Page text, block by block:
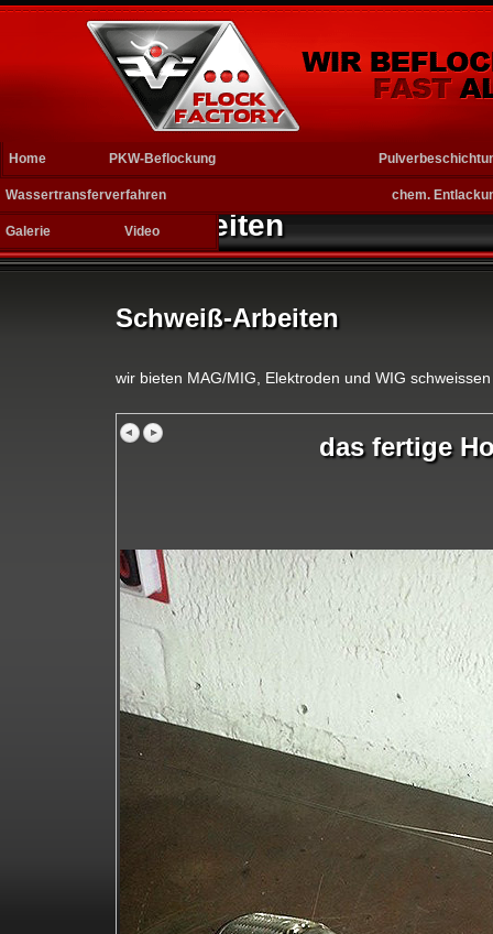
Home PKW-Beflockung
Wassertransferverfahren chem.
Galerie Video
Schweiß-Arbeiten
Schweiß-Arbeiten
wir bieten MAG/MIG, Elektroden und WIG
das fertige